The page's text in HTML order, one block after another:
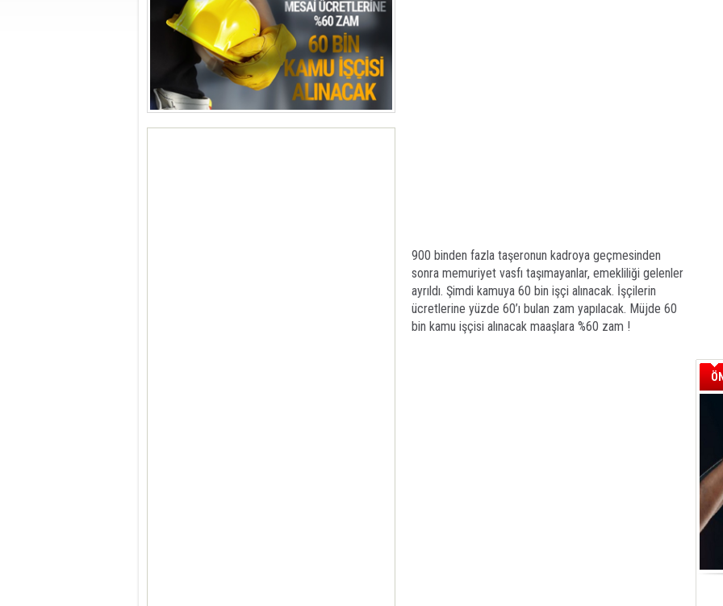
900 binden fazla taşeronun kadroya geçmesinden
sonra memuriyet vasfı taşımayanlar, emekliliği gelenler
ayrıldı. Şimdi kamuya 60 bin işçi alınacak. İşçilerin
ücretlerine yüzde 60’ı bulan zam yapılacak. Müjde 60
bin kamu işçisi alınacak maaşlara %60 zam !